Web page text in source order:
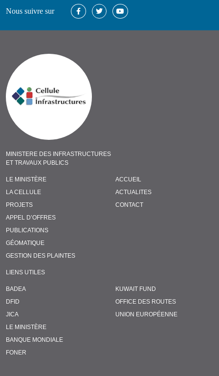
Nous suivre sur
MINISTERE DES INFRASTRUCTURES
ET TRAVAUX PUBLICS
LE MINISTÈRE
LA CELLULE
PROJETS
APPEL D’OFFRES
PUBLICATIONS
GÉOMATIQUE
GESTION DES PLAINTES
ACCUEIL
ACTUALITES
CONTACT
LIENS UTILES
BADEA
DFID
JICA
LE MINISTÈRE
BANQUE MONDIALE
FONER
KUWAIT FUND
OFFICE DES ROUTES
UNION EUROPÉENNE